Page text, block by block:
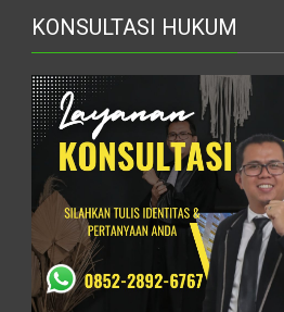
KONSULTASI HUKUM